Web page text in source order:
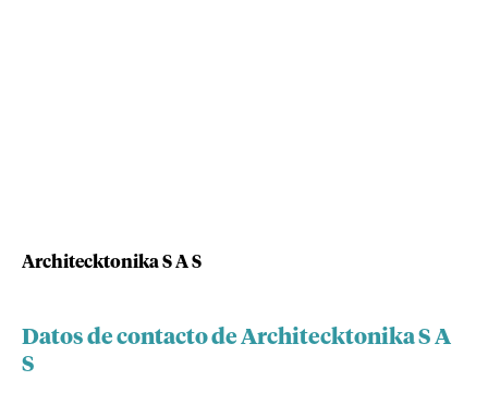
Architecktonika S A S
Datos de contacto de Architecktonika S A
S